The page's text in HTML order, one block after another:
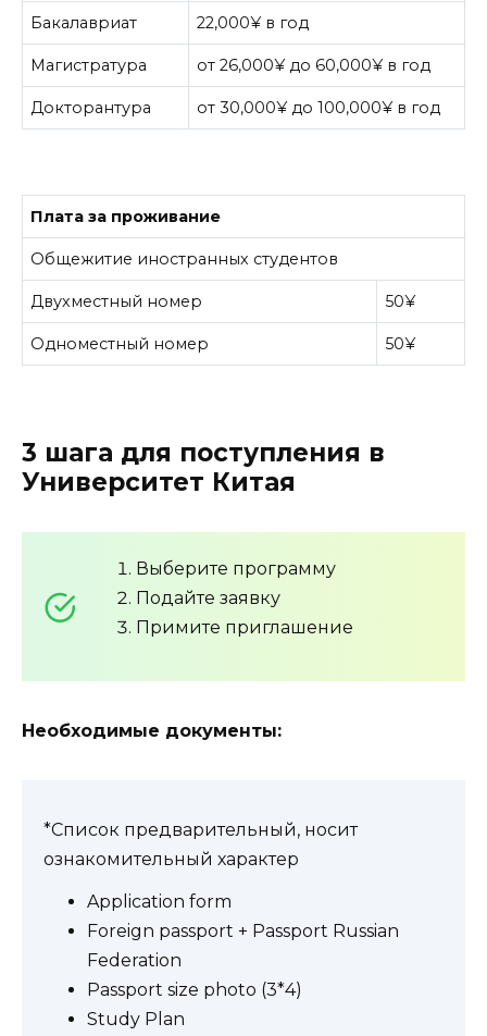
Бакалавриат 22,000¥ в год
Магистратура от 26,000¥ до 60,000¥ в год
Докторантура от 30,000¥ до 100,000¥ в год
Плата за проживание
Общежитие иностранных студентов
Двухместный номер 50¥
Одноместный номер 50¥
3 шага для поступления в
Университет Китая
Выберите программу
Подайте заявку
Примите приглашение
Необходимые документы:
*Список предварительный, носит
ознакомительный характер
Application form
Foreign passport + Passport Russian
Federation
Passport size photo (3*4)
Study Plan